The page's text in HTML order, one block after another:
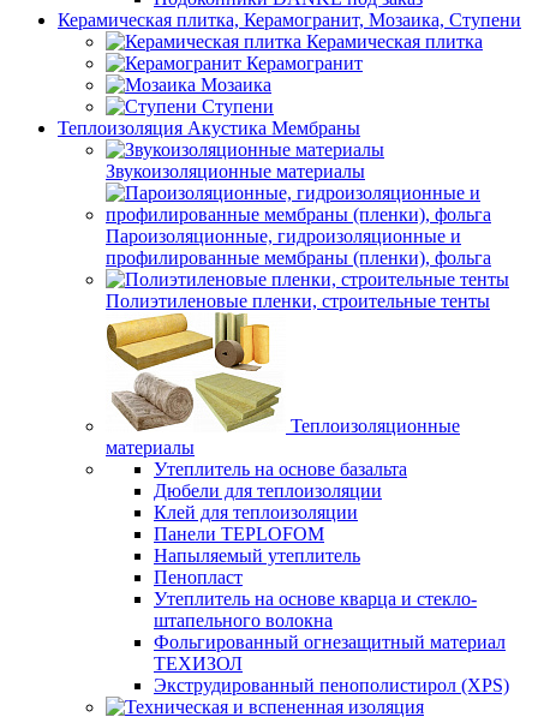
Керамическая плитка, Керамогранит, Мозаика, Ступени
Керамическая плитка
Керамогранит
Мозаика
Ступени
Теплоизоляция Акустика Мембраны
Звукоизоляционные материалы
Пароизоляционные, гидроизоляционные и
профилированные мембраны (пленки), фольга
Полиэтиленовые пленки, строительные тенты
Теплоизоляционные
материалы
Утеплитель на основе базальта
Дюбели для теплоизоляции
Клей для теплоизоляции
Панели TEPLOFOM
Напыляемый утеплитель
Пенопласт
Утеплитель на основе кварца и стекло-
штапельного волокна
Фольгированный огнезащитный материал
ТЕХИЗОЛ
Экструдированный пенополистирол (XPS)